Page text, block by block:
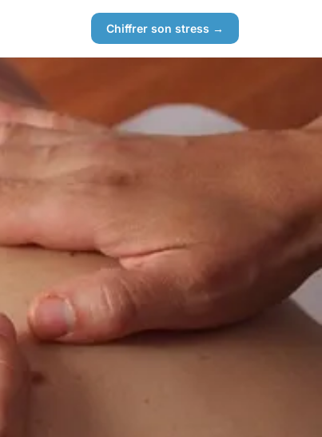
Chiffrer son stress →